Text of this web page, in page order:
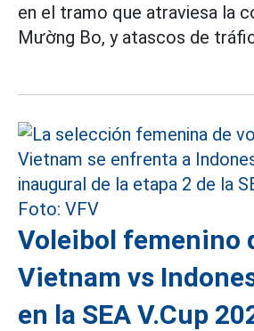
en el tramo que atraviesa la
Mường Bo, y atascos de
Voleibol femenino
Vietnam vs
en la SEA V.Cup